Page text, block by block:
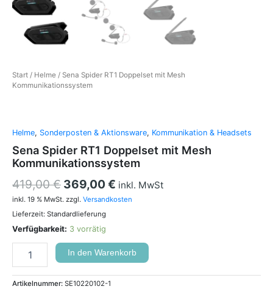
Start / Helme / Sena Spider RT1 Doppelset mit Mesh
Kommunikationssystem
Helme, Sonderposten & Aktionsware, Kommunikation & Headsets
Sena Spider RT1 Doppelset mit Mesh
Kommunikationssystem
419,00€ 369,00€ inkl. MwSt
inkl. 19 % MwSt. zzgl. Versandkosten
Lieferzeit: Standardlieferung
Verfügbarkeit: 3 vorrätig
In den Warenkorb
Artikelnummer: SE10220102-1